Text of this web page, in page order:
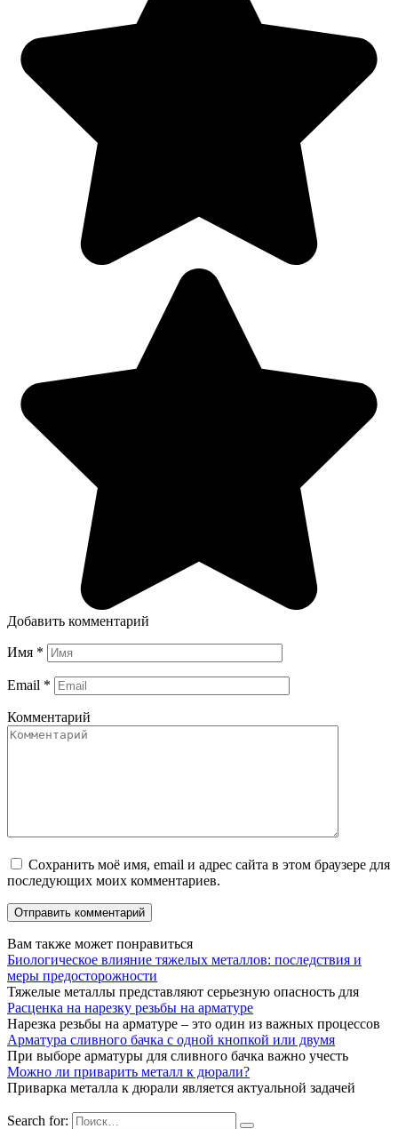
Добавить комментарий
Имя *
Email *
Комментарий
Сохранить моё имя, email и адрес сайта в этом браузере для
последующих моих комментариев.
Вам также может понравиться
Биологическое влияние тяжелых металлов: последствия и
меры предосторожности
Тяжелые металлы представляют серьезную опасность для
Расценка на нарезку резьбы на арматуре
Нарезка резьбы на арматуре – это один из важных процессов
Арматура сливного бачка с одной кнопкой или двумя
При выборе арматуры для сливного бачка важно учесть
Можно ли приварить металл к дюрали?
Приварка металла к дюрали является актуальной задачей
Search for: